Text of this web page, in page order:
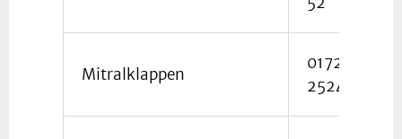
Mitralklappen
0172
2524165